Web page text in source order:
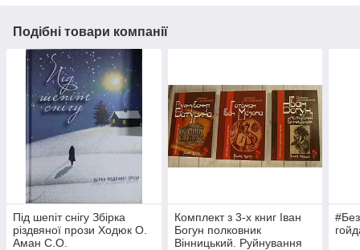
Подібні товари компанії
Під шепіт снігу Збірка
різдвяної прози Ходюк О.
Аман С.О.
Комплект з 3-х книг Іван
Богун полковник
Вінницький. Руйнування